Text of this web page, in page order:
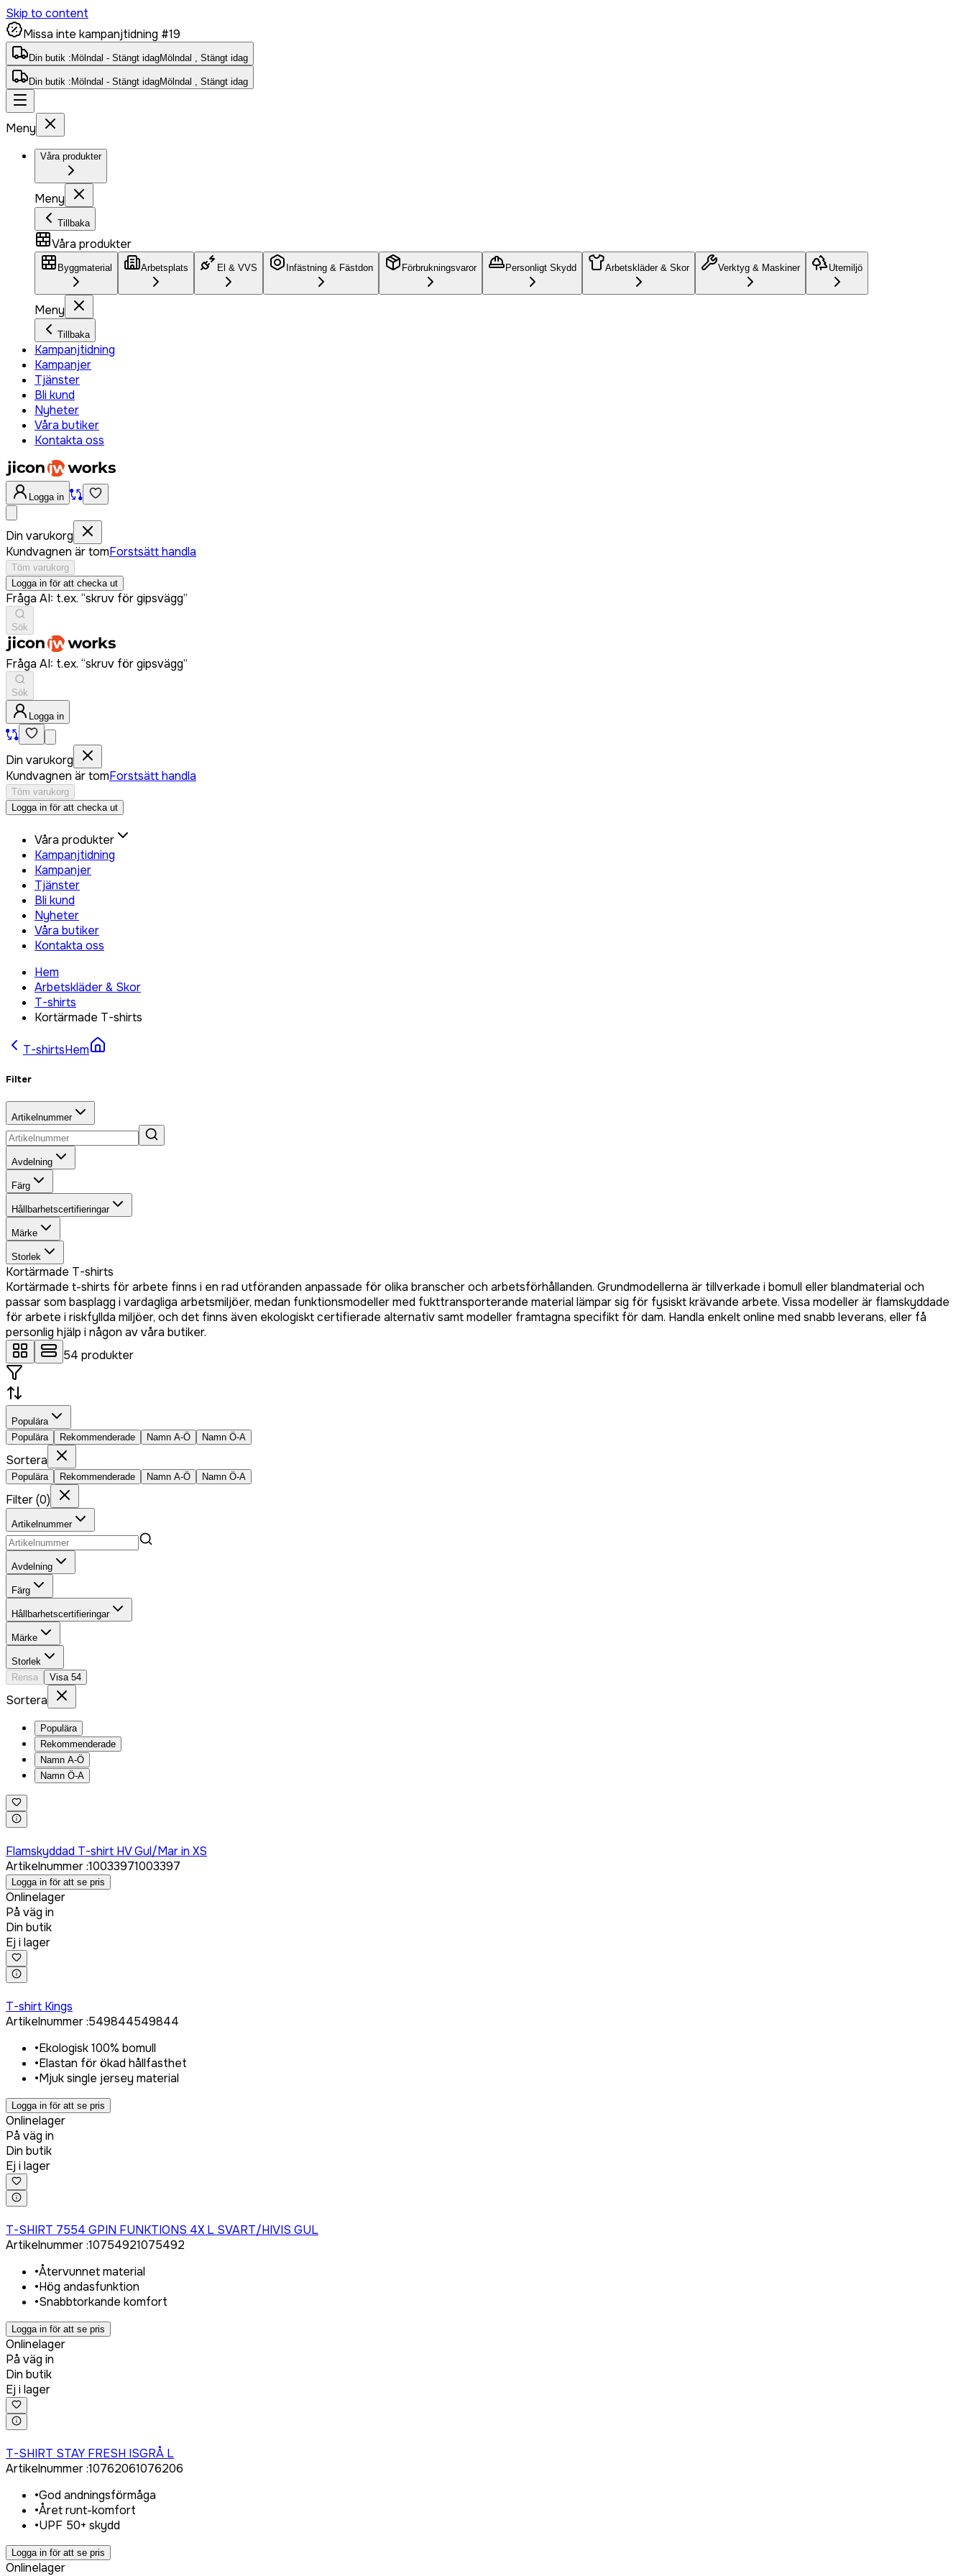
Skip to content
Missa inte kampanjtidning #19
Din butik : Mölndal - Stängt idagMölndal , Stängt idag
Din butik : Mölndal - Stängt idagMölndal , Stängt idag
Meny
Våra produkter
Meny
Tillbaka
Våra produkter
Byggmaterial Arbetsplats El & VVS Infästning & Fästdon Förbrukningsvaror Personligt Skydd Arbetskläder & Skor Verktyg & Maskiner Utemiljö
Meny
Tillbaka
Kampanjtidning
Kampanjer
Tjänster
Bli kund
Nyheter
Våra butiker
Kontakta oss
Logga in
Din varukorg
Kundvagnen är tomForstsätt handla
Töm varukorg
Logga in för att checka ut
Fråga AI: t.ex. “skruv för gipsvägg”
Sök
Fråga AI: t.ex. “skruv för gipsvägg”
Sök
Logga in
Din varukorg
Kundvagnen är tomForstsätt handla
Töm varukorg
Logga in för att checka ut
Våra produkter
Kampanjtidning
Kampanjer
Tjänster
Bli kund
Nyheter
Våra butiker
Kontakta oss
Hem
Arbetskläder & Skor
T-shirts
Kortärmade T-shirts
T-shirtsHem
Filter
Artikelnummer
Avdelning
Färg
Hållbarhetscertifieringar
Märke
Storlek
Kortärmade T-shirts
Kortärmade t-shirts för arbete finns i en rad utföranden anpassade för olika branscher och arbetsförhållanden. Grundmodellerna är tillverkade i bomull eller blandmaterial och
passar som basplagg i vardagliga arbetsmiljöer, medan funktionsmodeller med fukttransporterande material lämpar sig för fysiskt krävande arbete. Vissa modeller är flamskyddade
för arbete i riskfyllda miljöer, och det finns även ekologiskt certifierade alternativ samt modeller framtagna specifikt för dam. Handla enkelt online med snabb leverans, eller få
personlig hjälp i någon av våra butiker.
54 produkter
Populära
Populära
Rekommenderade Namn A-Ö Namn Ö-A
Sortera
Populära Rekommenderade Namn A-Ö Namn Ö-A
Filter(0)
Artikelnummer
Avdelning
Färg
Hållbarhetscertifieringar
Märke
Storlek
Rensa
Visa 54
Sortera
Populära
Rekommenderade
Namn A-Ö
Namn Ö-A
Flamskyddad T-shirt HV Gul/Mar in XS
Artikelnummer:10033971003397
Logga in för att se pris
Onlinelager
På väg in
Din butik
Ej i lager
T-shirt Kings
Artikelnummer:549844549844
•Ekologisk 100% bomull
•Elastan för ökad hållfasthet
•Mjuk single jersey material
Logga in för att se pris
Onlinelager
På väg in
Din butik
Ej i lager
T-SHIRT 7554 GPIN FUNKTIONS 4X L SVART/HIVIS GUL
Artikelnummer:10754921075492
•Återvunnet material
•Hög andasfunktion
•Snabbtorkande komfort
Logga in för att se pris
Onlinelager
På väg in
Din butik
Ej i lager
T-SHIRT STAY FRESH ISGRÅ L
Artikelnummer:10762061076206
•God andningsförmåga
•Året runt-komfort
•UPF 50+ skydd
Logga in för att se pris
Onlinelager